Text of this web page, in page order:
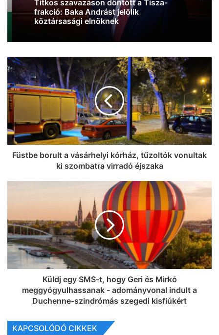
Kiderült, mire költi a kormány a 6000
milliárd forint európai uniós forrást
Füstbe borult a vásárhelyi kórház, tűzoltók vonultak
ki szombatra virradó éjszaka
Küldj egy SMS-t, hogy Geri és Mirkó
meggyógyulhassanak - adományvonal indult a
Duchenne-szindrómás szegedi kisfiúkért
KAPCSOLÓDÓ CIKKEK